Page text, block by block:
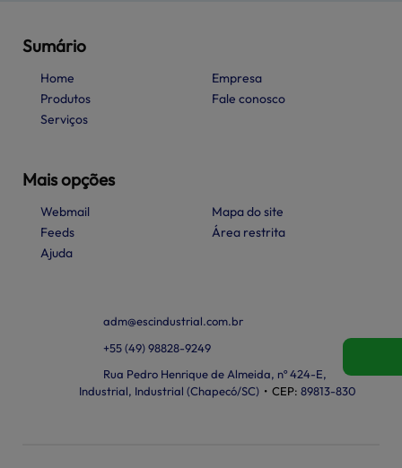
Sumário
Home
Produtos
Serviços
Empresa
Fale conosco
Mais opções
Webmail
Feeds
Ajuda
Mapa do site
Área restrita
adm@escindustrial.com.br
+55(49)98828-9249
Rua Pedro Henrique de Almeida, nº 424-E,
Industrial, Industrial (Chapecó/SC) • CEP: 89813-830